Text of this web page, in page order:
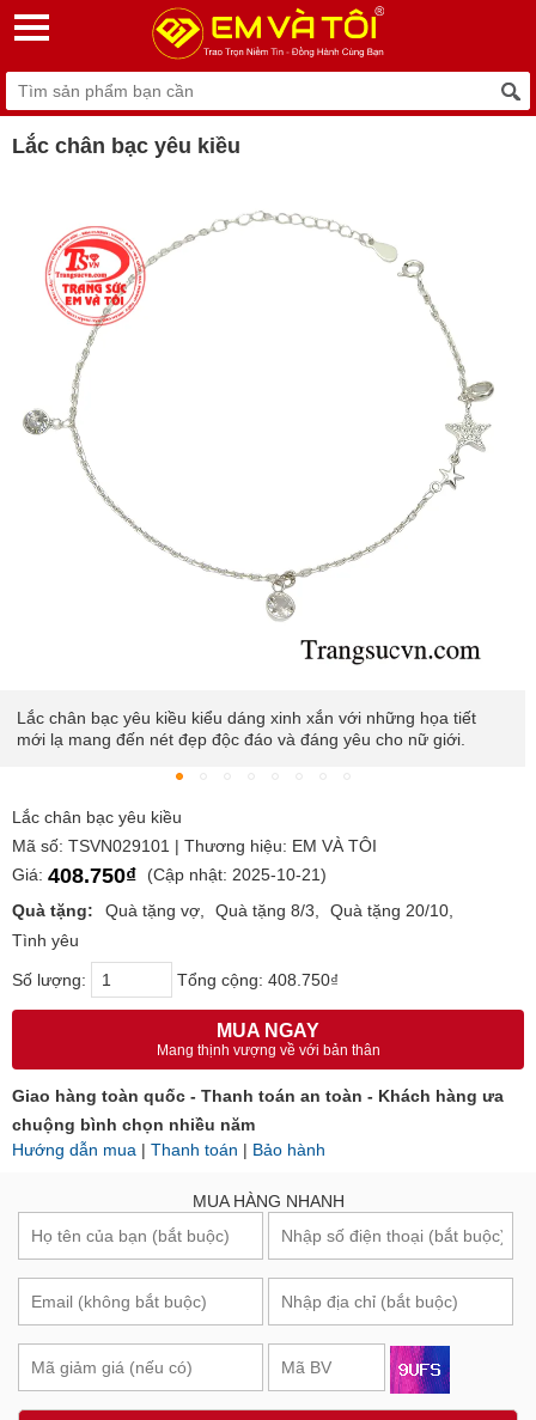
Lắc chân bạc yêu kiều
Lắc chân bạc yêu kiều kiểu dáng xinh xắn với những họa tiết
mới lạ mang đến nét đẹp độc đáo và đáng yêu cho nữ giới.
Lắc chân bạc yêu kiều
Mã số: TSVN029101 | Thương hiệu: EM VÀ TÔI
Giá: 408.750₫
(Cập nhật: 2025-10-21)
Quà tặng:
Quà tặng vợ Quà tặng 8/3
Quà tặng 20/10
Tình yêu
Số lượng: Tổng cộng: 408.750₫
MUA NGAY
Mang thịnh vượng về với bản thân
Giao hàng toàn quốc - Thanh toán an toàn - Khách hàng ưa
chuộng bình chọn nhiều năm
Hướng dẫn mua | Thanh toán | Bảo hành
MUA HÀNG NHANH